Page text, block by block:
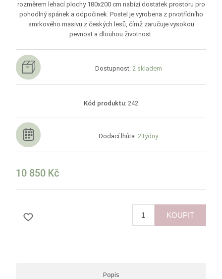
rozměrem lehací plochy 180x200 cm nabízí dostatek prostoru pro
pohodlný spánek a odpočinek. Postel je vyrobena z prvotřídního
smrkového masivu z českých lesů, čímž zaručuje vysokou
pevnost a dlouhou životnost.
Dostupnost: 2 skladem
Kód produktu: 242
Dodací lhůta: 2 týdny
10 850 Kč
KOUPIT
Popis